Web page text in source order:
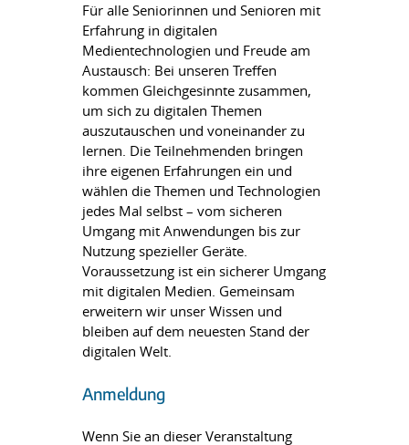
Für alle Seniorinnen und Senioren mit
Erfahrung in digitalen
Medientechnologien und Freude am
Austausch: Bei unseren Treffen
kommen Gleichgesinnte zusammen,
um sich zu digitalen Themen
auszutauschen und voneinander zu
lernen. Die Teilnehmenden bringen
ihre eigenen Erfahrungen ein und
wählen die Themen und Technologien
jedes Mal selbst – vom sicheren
Umgang mit Anwendungen bis zur
Nutzung spezieller Geräte.
Voraussetzung ist ein sicherer Umgang
mit digitalen Medien. Gemeinsam
erweitern wir unser Wissen und
bleiben auf dem neuesten Stand der
digitalen Welt.
Anmeldung
Wenn Sie an dieser Veranstaltung